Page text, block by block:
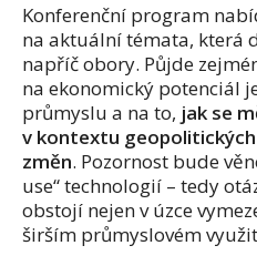
Konferenční program
na aktuální témata, která
napříč obory. Půjde
na ekonomický potenciál
průmyslu a na to, jak se
v kontextu
změn. Pozornost bude
use“ technologií – tedy
obstojí nejen v úzce
širším průmyslovém